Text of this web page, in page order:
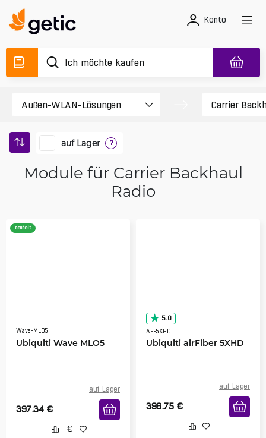
Konto
auf Lager ?
Module für Carrier Backhaul
Radio
neuheit
Wave-MLO5
Ubiquiti Wave MLO5
auf Lager
397.34 €
5.0
AF-5XHD
Ubiquiti airFiber 5XHD
auf Lager
396.75 €